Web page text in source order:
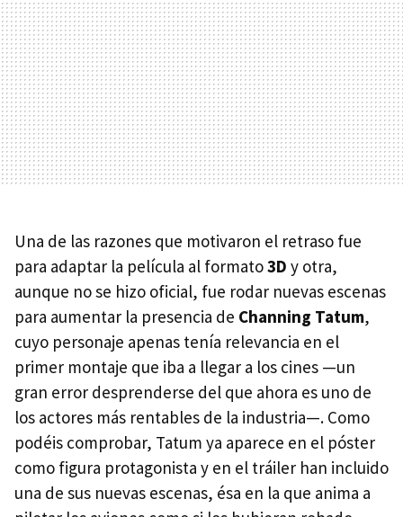
Una de las razones que motivaron el retraso fue
para adaptar la película al formato3D y otra,
aunque no se hizo oficial, fue rodar nuevas escenas
para aumentar la presencia de Channing Tatum,
cuyo personaje apenas tenía relevancia en el
primer montaje que iba a llegar a los cines —un
gran error desprenderse del que ahora es uno de
los actores más rentables de la industria—. Como
podéis comprobar, Tatum ya aparece en el póster
como figura protagonista y en el tráiler han incluido
una de sus nuevas escenas, ésa en la que anima a